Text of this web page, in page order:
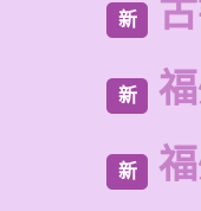
新
新
新